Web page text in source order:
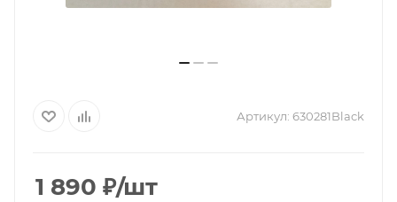
Артикул: 630281Black
1 890 ₽/шт